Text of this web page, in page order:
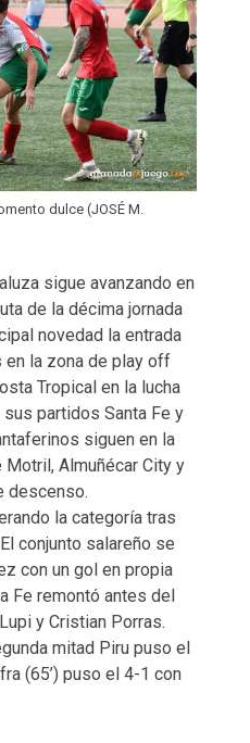
dulce (JOSÉ M.
sigue avanzando en
de la décima jornada
novedad la entrada
la zona de play off
Tropical en la lucha
partidos Santa Fe y
siguen en la
Almuñécar City y
descenso.
la categoría tras
conjunto salareño se
con un gol en propia
Fe remontó antes del
y Cristian Porras.
mitad Piru puso el
(65’) puso el 4-1 con